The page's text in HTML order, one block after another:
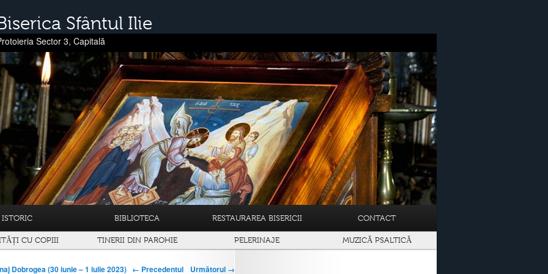
Sfântul Ilie
Sector 3, Capitală
ISTORIC BIBLIOTECA RESTAURAREA BISERICII CONTACT
CU COPIII TINERII DIN PAROHIE PELERINAJE MUZICĂ PSALTICĂ
← Precedentul Următorul →
Dobrogea (30 iunie – 1 iulie 2023)